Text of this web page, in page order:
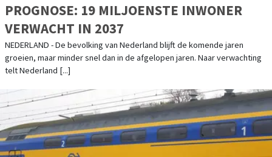
PROGNOSE: 19 MILJOENSTE INWONER
VERWACHT IN 2037
NEDERLAND - De bevolking van Nederland blijft de komende jaren
groeien, maar minder snel dan in de afgelopen jaren. Naar verwachting
telt Nederland [...]